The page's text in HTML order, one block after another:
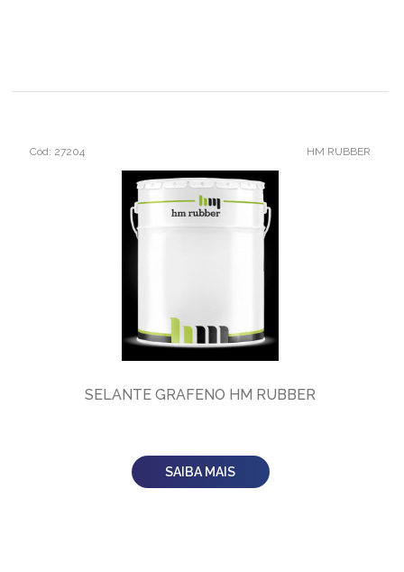
Cód: 27204 HM RUBBER
SELANTE GRAFENO HM RUBBER
SAIBA MAIS